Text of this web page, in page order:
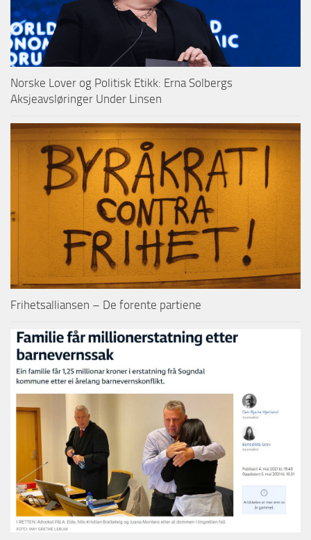
Norske Lover og Politisk Etikk: Erna Solbergs
Aksjeavsløringer Under Linsen
Frihetsalliansen – De forente partiene